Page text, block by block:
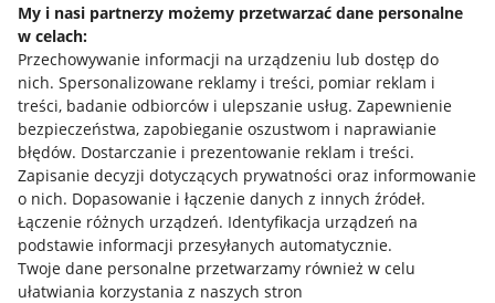
My i nasi partnerzy możemy przetwarzać dane personalne
w celach:
Przechowywanie informacji na urządzeniu lub dostęp do
nich. Spersonalizowane reklamy i treści, pomiar reklam i
treści, badanie odbiorców i ulepszanie usług. Zapewnienie
bezpieczeństwa, zapobieganie oszustwom i naprawianie
błędów. Dostarczanie i prezentowanie reklam i treści.
Zapisanie decyzji dotyczących prywatności oraz informowanie
o nich. Dopasowanie i łączenie danych z innych źródeł.
Łączenie różnych urządzeń. Identyfikacja urządzeń na
podstawie informacji przesyłanych automatycznie.
Twoje dane personalne przetwarzamy również w celu
ułatwiania korzystania z naszych stron
Allegro Gadane dla sprzedających
Allegro Gadane dla kupujących
Mapa miejscowości
Informacje prawne
Regulamin
Polityka plików "cookies"
Ustawienia plików "cookies"